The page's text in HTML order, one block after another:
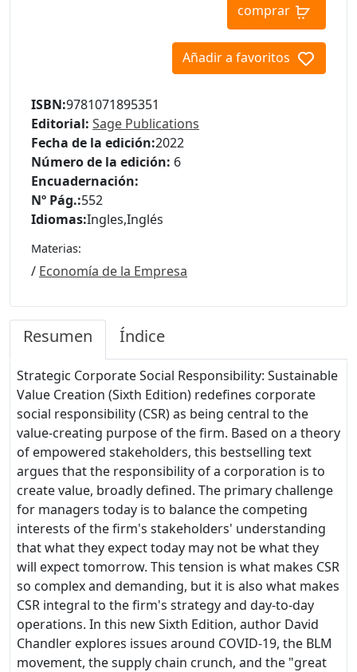
comprar
Añadir a favoritos
ISBN:9781071895351
Editorial: Sage Publications
Fecha de la edición:2022
Número de la edición: 6
Encuadernación:
Nº Pág.:552
Idiomas:Ingles,Inglés
Materias:
/ Economía de la Empresa
Resumen Índice
Strategic Corporate Social Responsibility: Sustainable
Value Creation (Sixth Edition) redefines corporate
social responsibility (CSR) as being central to the
value-creating purpose of the firm. Based on a theory
of empowered stakeholders, this bestselling text
argues that the responsibility of a corporation is to
create value, broadly defined. The primary challenge
for managers today is to balance the competing
interests of the firm's stakeholders' understanding
that what they expect today may not be what they
will expect tomorrow. This tension is what makes CSR
so complex and demanding, but it is also what makes
CSR integral to the firm's strategy and day-to-day
operations. In this new Sixth Edition, author David
Chandler explores issues around COVID-19, the BLM
movement, the supply chain crunch, and the "great